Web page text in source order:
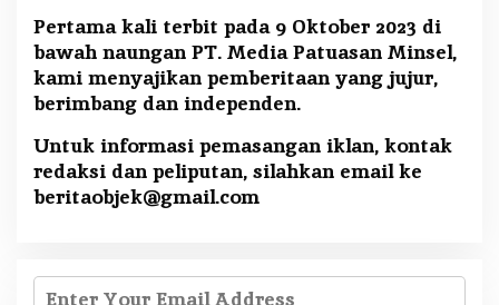
Pertama kali terbit pada 9 Oktober 2023 di
bawah naungan PT. Media Patuasan Minsel,
kami menyajikan pemberitaan yang jujur,
berimbang dan independen.
Untuk informasi pemasangan iklan, kontak
redaksi dan peliputan, silahkan email ke
beritaobjek@gmail.com